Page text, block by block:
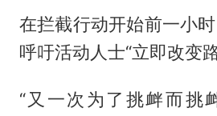
在拦截行动开始前一小
呼吁活动人士“立即改变
“又一次为了挑衅而挑